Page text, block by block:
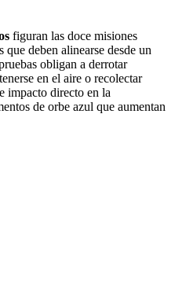
figuran las doce misiones
que deben alinearse desde un
obligan a derrotar
en el aire o recolectar
impacto directo en la
de orbe azul que aumentan